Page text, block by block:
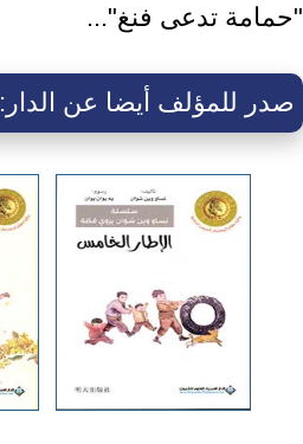
"حمامة تدعى فنغ"...
صدر للمؤلف أيضا عن الدار: